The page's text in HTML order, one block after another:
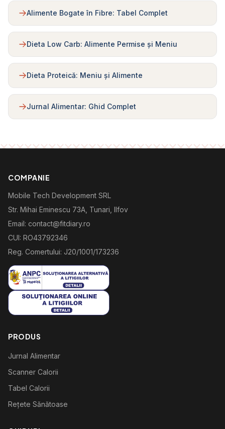
Alimente Bogate în Fibre: Tabel Complet
Dieta Low Carb: Alimente Permise și Meniu
Dieta Proteică: Meniu și Alimente
Jurnal Alimentar: Ghid Complet
COMPANIE
Mobile Tech Development SRL
Str. Mihai Eminescu 73A, Tunari, Ilfov
Email: contact@fitdiary.ro
CUI: RO43792346
Reg. Comertului: J20/1001/173236
PRODUS
Jurnal Alimentar
Scanner Calorii
Tabel Calorii
Rețete Sănătoase